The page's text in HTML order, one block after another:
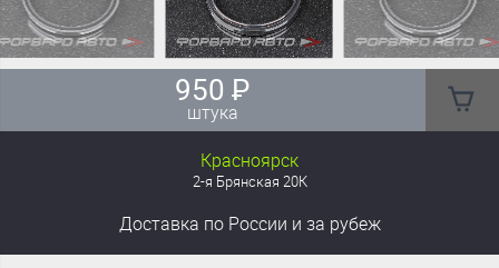
950₽
штука
Красноярск
2-я Брянская 20К
Доставка по России и за рубеж